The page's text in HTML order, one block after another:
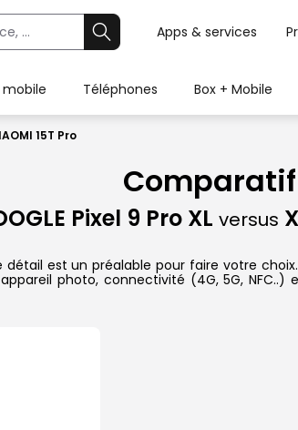
Apps & services
Téléphones Box + Mobile
15T Pro
Comparatif
Pixel 9 Pro XL versus
le détail est un préalable pour faire votre
photo, connectivité (4G, 5G,